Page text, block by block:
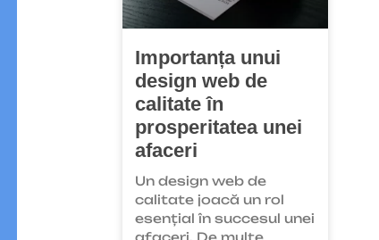
Importanța unui
design web de
calitate în
prosperitatea unei
afaceri
Un design web de
calitate joacă un rol
esențial în succesul unei
afaceri. De multe